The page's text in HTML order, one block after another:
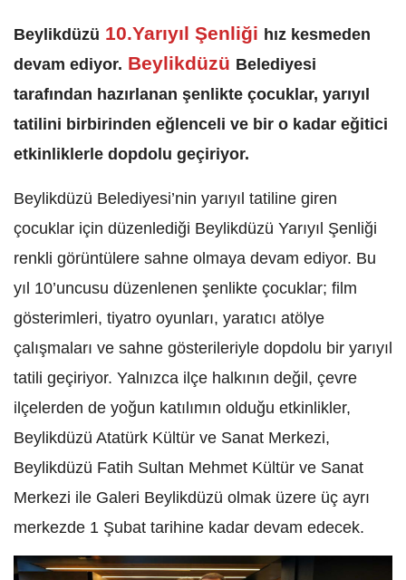
Beylikdüzü 10.Yarıyıl Şenliği hız kesmeden
devam ediyor. Beylikdüzü Belediyesi
tarafından hazırlanan şenlikte çocuklar, yarıyıl
tatilini birbirinden eğlenceli ve bir o kadar eğitici
etkinliklerle dopdolu geçiriyor.
Beylikdüzü Belediyesi’nin yarıyıl tatiline giren
çocuklar için düzenlediği Beylikdüzü Yarıyıl Şenliği
renkli görüntülere sahne olmaya devam ediyor. Bu
yıl 10’uncusu düzenlenen şenlikte çocuklar; film
gösterimleri, tiyatro oyunları, yaratıcı atölye
çalışmaları ve sahne gösterileriyle dopdolu bir yarıyıl
tatili geçiriyor. Yalnızca ilçe halkının değil, çevre
ilçelerden de yoğun katılımın olduğu etkinlikler,
Beylikdüzü Atatürk Kültür ve Sanat Merkezi,
Beylikdüzü Fatih Sultan Mehmet Kültür ve Sanat
Merkezi ile Galeri Beylikdüzü olmak üzere üç ayrı
merkezde 1 Şubat tarihine kadar devam edecek.